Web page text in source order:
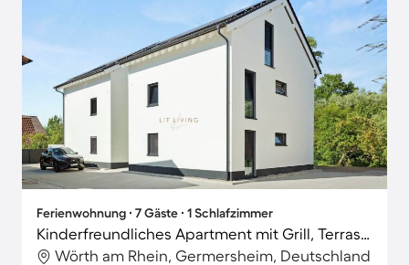
Ferienwohnung ∙ 7 Gäste ∙ 1 Schlafzimmer
Kinderfreundliches Apartment mit Grill, Terrasse und Garten | Gartenblick | Perfekt für die Arbeit von Zuhause
Wörth am Rhein, Germersheim, Deutschland